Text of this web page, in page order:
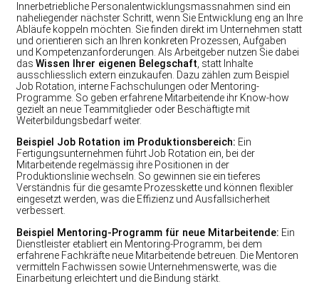
Innerbetriebliche Personalentwicklungsmassnahmen sind ein
naheliegender nächster Schritt, wenn Sie Entwicklung eng an Ihre
Abläufe koppeln möchten. Sie finden direkt im Unternehmen statt
und orientieren sich an Ihren konkreten Prozessen, Aufgaben
und Kompetenzanforderungen. Als Arbeitgeber nutzen Sie dabei
das Wissen Ihrer eigenen Belegschaft , statt Inhalte
ausschliesslich extern einzukaufen. Dazu zählen zum Beispiel
Job Rotation, interne Fachschulungen oder Mentoring-
Programme. So geben erfahrene Mitarbeitende ihr Know-how
gezielt an neue Teammitglieder oder Beschäftigte mit
Weiterbildungsbedarf weiter.
Beispiel Job Rotation im Produktionsbereich: Ein
Fertigungsunternehmen führt Job Rotation ein, bei der
Mitarbeitende regelmässig ihre Positionen in der
Produktionslinie wechseln. So gewinnen sie ein tieferes
Verständnis für die gesamte Prozesskette und können flexibler
eingesetzt werden, was die Effizienz und Ausfallsicherheit
verbessert.
Beispiel Mentoring-Programm für neue Mitarbeitende: Ein
Dienstleister etabliert ein Mentoring-Programm, bei dem
erfahrene Fachkräfte neue Mitarbeitende betreuen. Die Mentoren
vermitteln Fachwissen sowie Unternehmenswerte, was die
Einarbeitung erleichtert und die Bindung stärkt.